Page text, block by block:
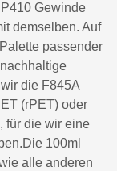
Gewinde
demselben. Auf
passender
die F845A
(rPET) oder
für die wir eine
100ml
alle anderen